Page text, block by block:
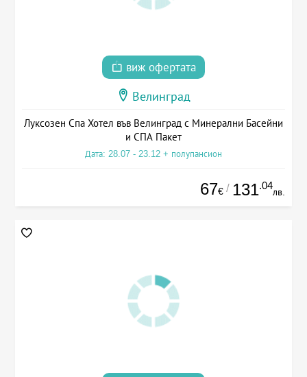
виж офертата
Велинград
Луксозен Спа Хотел във Велинград с Минерални Басейни
и СПА Пакет
Дата: 28.07 - 23.12 + полупансион
67€ / 131.04
лв.